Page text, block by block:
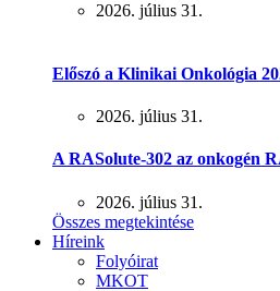
2026. július 31.
Előszó a Klinikai Onkológia
2026. július 31.
A RASolute-302 az onkogén
2026. július 31.
Összes megtekintése
Híreink
Folyóirat
MKOT